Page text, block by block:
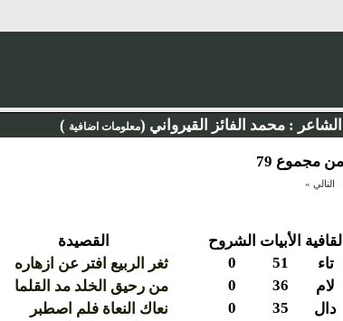
الشاعر :محمد الفائز القيرواني (معلومات اضافية )
التالي »
القافية الأبيات الشروح القصيدة
تاء 51
0 ثغر الربيع افتر عن ازهاره
لام 36
0 من رحيق الخلد مد القلما
دال 35
0 نعاك النعاة فلم اصطبر